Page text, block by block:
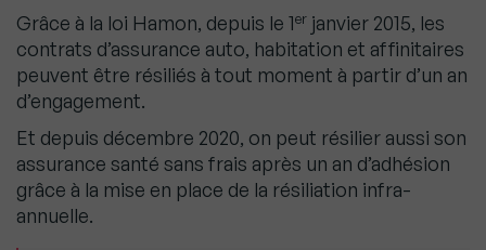
Grâce à la loi Hamon, depuis le 1er janvier 2015, les
contrats d’assurance auto, habitation et affinitaires
peuvent être résiliés à tout moment à partir d’un an
d’engagement.
Et depuis décembre 2020, on peut résilier aussi son
assurance santé sans frais après un an d’adhésion
grâce à la mise en place de la résiliation infra-
annuelle.